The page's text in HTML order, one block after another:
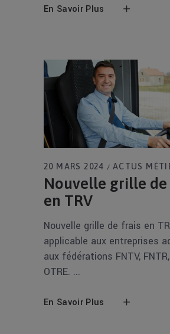
En Savoir Plus
20 MARS 2024 ACTUS
Nouvelle grille de
en TRV
Nouvelle grille de frais en
applicable aux entreprises
aux fédérations FNTV,
OTRE.
En Savoir Plus